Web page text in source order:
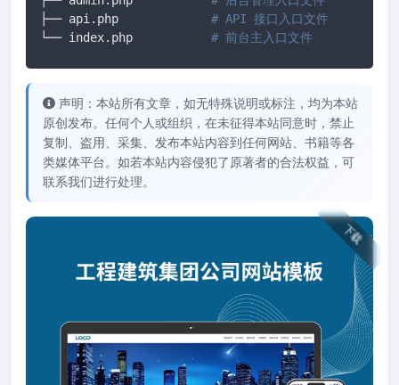
# API 接口入口文件
# 前台主入口文件
声明：本站所有文章，如无特殊说明或标注，均为本站
原创发布。任何个人或组织，在未征得本站同意时，禁止
复制、盗用、采集、发布本站内容到任何网站、书籍等各
类媒体平台。如若本站内容侵犯了原著者的合法权益，可
联系我们进行处理。
下载